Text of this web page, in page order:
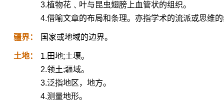
3.植物花﹑叶与昆虫翅膀上血管状的组织。
4.借喻文章的布局和条理。亦指学术的流派或思维
疆界： 国家或地域的边界。
土地：
1.田地;土壤。
2.领土;疆域。
3.泛指地区，地方。
4.测量地形。